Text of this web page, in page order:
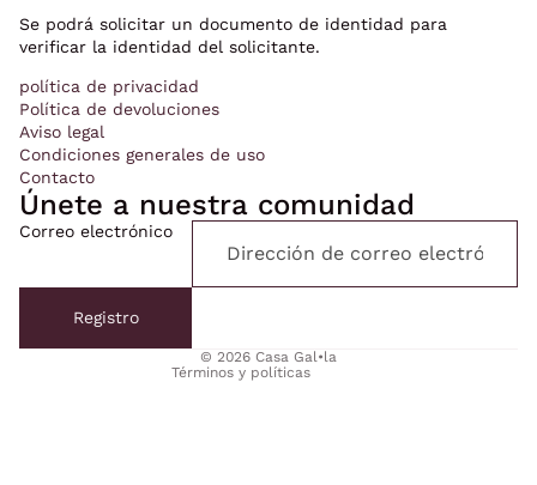
Se podrá solicitar un documento de identidad para
verificar la identidad del solicitante.
política de privacidad
Política de devoluciones
Aviso legal
Condiciones generales de uso
Contacto
Únete a nuestra comunidad
Correo electrónico
Registro
© 2026 Casa Gal•la
Términos y políticas
Política de privacidad
Términos del servicio